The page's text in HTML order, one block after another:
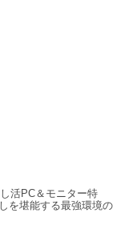
し活PC＆モニター特
を堪能する最強環境の